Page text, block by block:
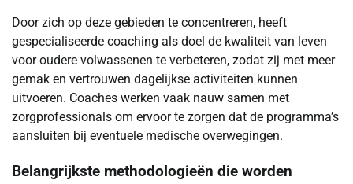
Door zich op deze gebieden te concentreren, heeft
gespecialiseerde coaching als doel de kwaliteit van leven
voor oudere volwassenen te verbeteren, zodat zij met meer
gemak en vertrouwen dagelijkse activiteiten kunnen
uitvoeren. Coaches werken vaak nauw samen met
zorgprofessionals om ervoor te zorgen dat de programma’s
aansluiten bij eventuele medische overwegingen.
Belangrijkste methodologieën die worden